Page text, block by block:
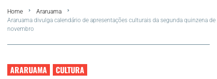
FLA Araru 2026
Araruama
Região dos Lagos
Home
Araruama
Araruama divulga calendário de apresentações culturais da segunda quinzena de
novembro
ARARUAMA CULTURA